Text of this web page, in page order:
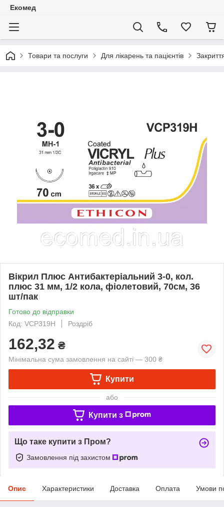
Екомед
Товари та послуги Для лікарень та пацієнтів
Вікрил Плюс Антибактеріальний 3-0, кол.
плюс 31 мм, 1/2 кола, фіолетовий, 70см, 36
шт/пак
Готово до відправки
Код: VCP319H
Роздріб
162,32 ₴
Мінімальна сума замовлення на сайті — 300 ₴
Купити
або
Купити з
Що таке купити з Пром?
Замовлення під захистом
Опис Характеристики Доставка Оплата Умови